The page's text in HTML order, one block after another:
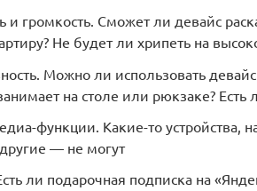
и громкость. Сможет ли девайс
Не будет ли хрипеть на
Можно ли использовать
на столе или рюкзаке? Есть
функции. Какие-то устройства,
— не могут
ли подарочная подписка на